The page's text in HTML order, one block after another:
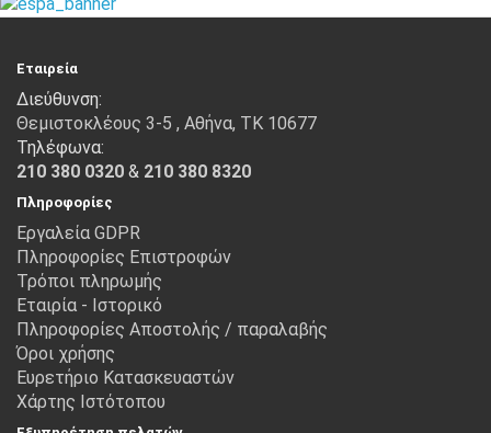
Εταιρεία
Διεύθυνση:
Θεμιστοκλέους 3-5 , Αθήνα, ΤΚ 10677
Τηλέφωνα:
210 380 0320 & 210 380 8320
Πληροφορίες
Εργαλεία GDPR
Πληροφορίες Επιστροφών
Τρόποι πληρωμής
Εταιρία - Ιστορικό
Πληροφορίες Αποστολής / παραλαβής
Όροι χρήσης
Ευρετήριο Κατασκευαστών
Χάρτης Ιστότοπου